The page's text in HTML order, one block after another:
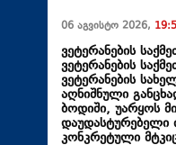
06 აგვისტო 2026,
ვეტერანების
ვეტერანების
ვეტერანების
აღნიშნული
ბოდიში, უარყოს
დაუდასტურებელი
კონკრეტული